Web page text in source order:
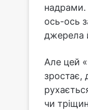
надрами.
ось-ось
джерела
Але цей
зростає,
чи